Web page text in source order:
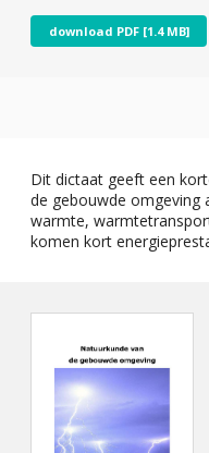
download PDF [1.4 MB]
Dit dictaat geeft een
de gebouwde omgeving
warmte,
komen kort